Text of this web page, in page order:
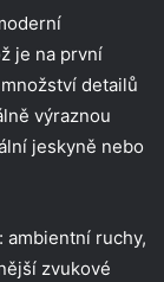
je na první
detailů
výraznou
jeskyně nebo
ruchy,
zvukové